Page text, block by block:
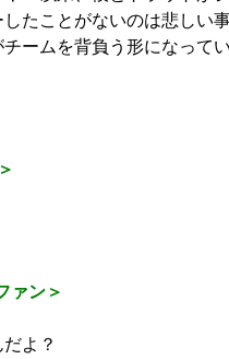
したことがないのは悲しい
ームを背負う形になって
ァン＞
よ？